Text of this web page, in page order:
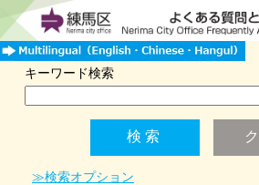
キーワード検索
≫検索オプション